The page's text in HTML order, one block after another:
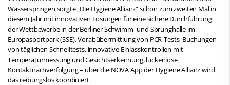
Wasserspringen sorgte „Die Hygiene Allianz“ schon zum zweiten Mal in
diesem Jahr mit innovativen Lösungen für eine sichere Durchführung
der Wettbewerbe in der Berliner Schwimm- und Sprunghalle im
Europasportpark (SSE). Vorabübermittlung von PCR-Tests, Buchungen
von täglichen Schnelltests, innovative Einlasskontrollen mit
Temperaturmessung und Gesichtserkennung, lückenlose
Kontaktnachverfolgung – über die NOVA App der Hygiene Allianz wird
das reibungslos koordiniert.